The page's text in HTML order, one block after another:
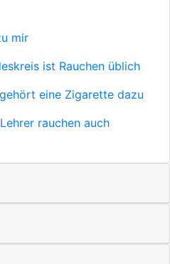
mir
ist Rauchen üblich
eine Zigarette dazu
rauchen auch